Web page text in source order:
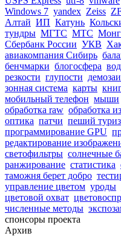
Windows 7 yandex Zeiss
Алтай ИП Катунь
тундры МГТС МТС
Сбербанк России УКВ
авиакомпания Сибирь
бенчмарки блогосфера
резкости глупости
зонная система карты
мобильный телефон мыши
обработка raw обработка
оптика патчи пеший
программирование GPU
редактирование
светофильтры солнечные
ранжирование статистика
таможня берет добро
управление цветом уроды
цветовой охват
численные методы
спонсоры проекта
Архив